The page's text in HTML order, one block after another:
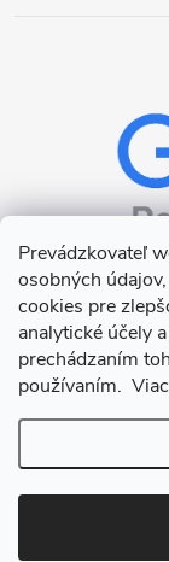
Prevádzkovateľ
osobných
cookies pre
analytické účely
prechádzaním
používaním.
Copyright 2026